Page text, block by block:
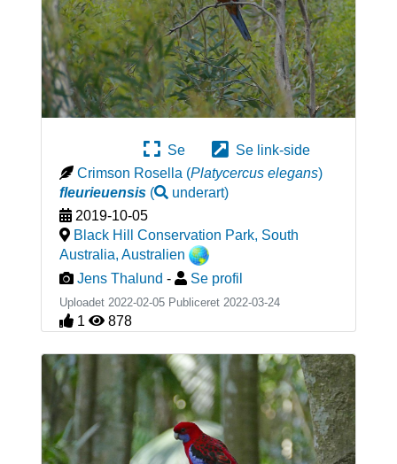
Se
Se link-side
Crimson Rosella (Platycercus elegans)
fleurieuensis( underart)
2019-10-05
Black Hill Conservation Park, South
Australia, Australien
Jens Thalund - Se profil
Uploadet 2022-02-05 Publiceret 2022-03-24
1 878